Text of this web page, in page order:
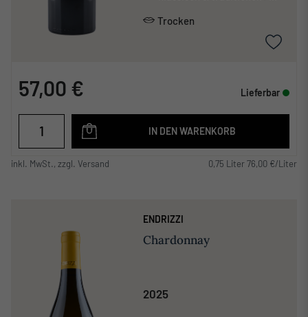
Trocken
57,00 € Lieferbar
IN DEN WARENKORB
inkl. MwSt., zzgl. Versand 0,75 Liter 76,00 €/Liter
ENDRIZZI
Chardonnay
2025